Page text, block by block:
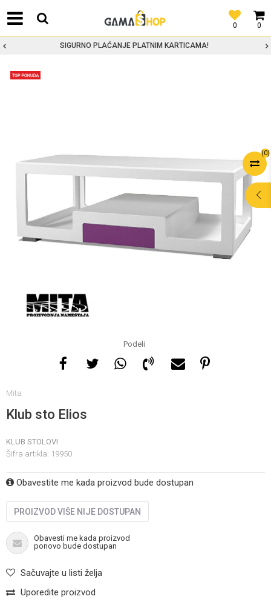
0
0
SIGURNO PLAĆANJE PLATNIM KARTICAMA!
(0)
Podeli
Mita
Klub sto Elios
KLUB STOLOVI
Šifra artikla: 19950
Obavestite me kada proizvod bude dostupan
PROIZVOD VIŠE NIJE DOSTUPAN
Obavesti me kada proizvod
ponovo bude dostupan
Sačuvajte u listi želja
Uporedite proizvod
POMOĆ PRI
KUPOVINI